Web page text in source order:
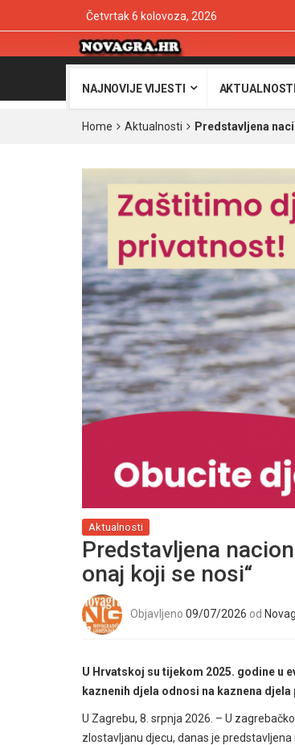
Četvrtak 6 kolovoza, 2026
NAJNOVIJE VIJESTI AKTUALNOSTI
Home Aktualnosti Predstavljena
Aktualnosti
Predstavljena
onaj koji se nosi“
Objavljeno 09/07/2026 od
U Hrvatskoj su tijekom 2025. godine u
kaznenih djela odnosi na kaznena
U Zagrebu, 8. srpnja 2026. – U
zlostavljanu djecu, danas je